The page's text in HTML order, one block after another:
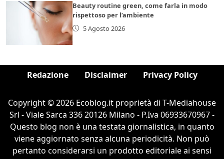
Beauty routine green, come farla in modo
rispettoso per l’ambiente
5 Agosto 2026
Redazione Disclaimer Privacy Policy
Copyright © 2026 Ecoblog.it proprietà di T-Mediahouse
Srl - Viale Sarca 336 20126 Milano - P.Iva 06933670967 -
Questo blog non è una testata giornalistica, in quanto
viene aggiornato senza alcuna periodicità. Non può
pertanto considerarsi un prodotto editoriale ai sensi